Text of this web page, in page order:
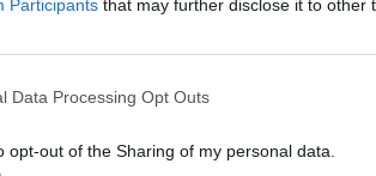
Participants that may further disclose it to other
Data Processing Opt Outs
opt-out of the Sharing of my personal data.
che
devastante,
politico, anche se la